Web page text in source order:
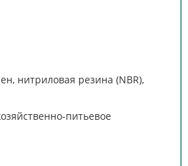
нитриловая резина (NBR),
питьевое